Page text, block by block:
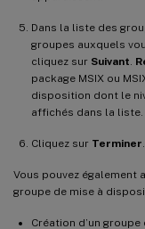
Dans la liste des
groupes auxquels
cliquez sur Suivant
package MSIX ou
disposition dont le
affichés dans la liste.
Cliquez sur Terminer
Vous pouvez également
groupe de mise à
Création d’un